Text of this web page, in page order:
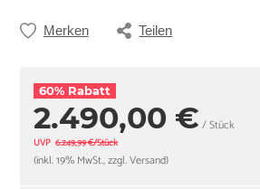
Merken Teilen
60% Rabatt
2.490,00 € / Stück
UVP 6.249,99 €/Stück
(inkl. 19% MwSt., zzgl. Versand)